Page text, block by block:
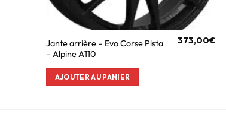
Jante arrière – Evo Corse Pista
– Alpine A110
373,00€
AJOUTER AU PANIER